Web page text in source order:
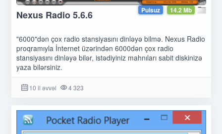
14.2 Mb
Pulsuz
Nexus Radio 5.6.6
"6000"dən çox radio stansiyasını dinləyə bilmə. Nexus Radio
proqramıyla İnternet üzərindən 6000dən çox radio
stansiyasını dinləyə bilər, istədiyiniz mahnıları sabit diskinizə
yaza bilərsiniz.
10 il əvvəl 4 323